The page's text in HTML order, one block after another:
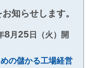
知らせします。
8 月25 日（火）開
めの儲かる工場経営